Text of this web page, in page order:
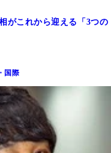
がこれから迎える「3つの
国際